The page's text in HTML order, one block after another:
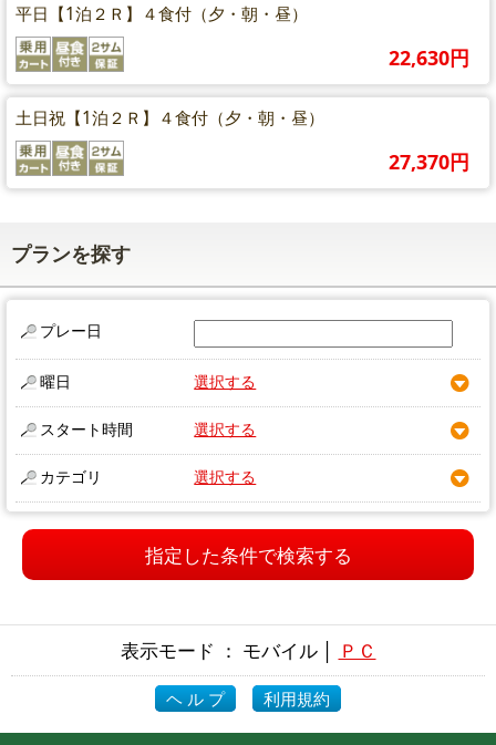
平日【1泊２Ｒ】４食付（夕・朝・昼）
22,630円
土日祝【1泊２Ｒ】４食付（夕・朝・昼）
27,370円
プランを探す
プレー日
曜日 選択する
スタート時間 選択する
カテゴリ 選択する
指定した条件で検索する
表示モード ： モバイル │ ＰＣ
ヘ ル プ 利用規約